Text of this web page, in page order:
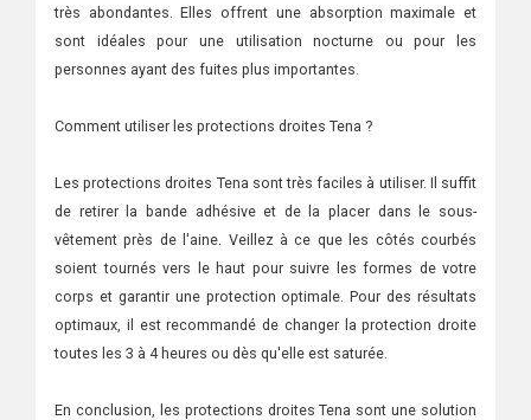
très abondantes. Elles offrent une absorption maximale et
sont idéales pour une utilisation nocturne ou pour les
personnes ayant des fuites plus importantes.
Comment utiliser les protections droites Tena ?
Les protections droites Tena sont très faciles à utiliser. Il suffit
de retirer la bande adhésive et de la placer dans le sous-
vêtement près de l'aine. Veillez à ce que les côtés courbés
soient tournés vers le haut pour suivre les formes de votre
corps et garantir une protection optimale. Pour des résultats
optimaux, il est recommandé de changer la protection droite
toutes les 3 à 4 heures ou dès qu'elle est saturée.
En conclusion, les protections droites Tena sont une solution